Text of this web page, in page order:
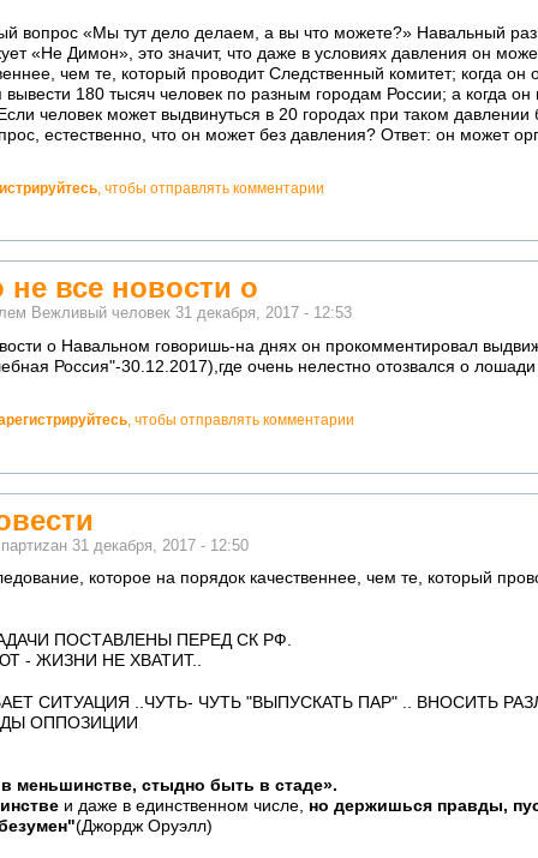
вопрос «Мы тут дело делаем, а вы что можете?» Навальный раз
«Не Димон», это значит, что даже в условиях давления он
чем те, который проводит Следственный комитет; когда он
180 тысяч человек по разным городам России; а когда
человек может выдвинуться в 20 городах при таком давлении
естественно, что он может без давления? Ответ: он может
, чтобы отправлять комментарии
все новости о
Вежливый человек 31 декабря, 2017 - 12:53
о Навальном говоришь-на днях он прокомментировал
Россия"-30.12.2017),где очень нелестно отозвался о
, чтобы отправлять комментарии
партиzан 31 декабря, 2017 - 12:50
которое на порядок качественнее, чем те, который
ПОСТАВЛЕНЫ ПЕРЕД СК РФ.
- ЖИЗНИ НЕ ХВАТИТ..
СИТУАЦИЯ ..ЧУТЬ- ЧУТЬ "ВЫПУСКАТЬ ПАР" .. ВНОСИТЬ
ОППОЗИЦИИ
меньшинстве, стыдно быть в стаде».
и даже в единственном числе, но держишься правды,
(Джордж Оруэлл)